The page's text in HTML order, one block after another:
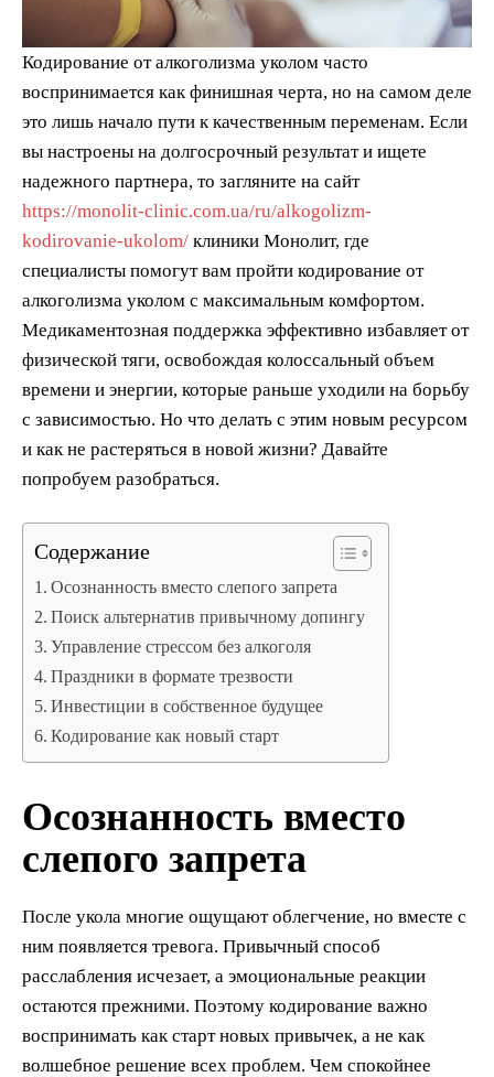
Кодирование от алкоголизма уколом часто
воспринимается как финишная черта, но на самом деле
это лишь начало пути к качественным переменам. Если
вы настроены на долгосрочный результат и ищете
надежного партнера, то загляните на сайт
https://monolit-clinic.com.ua/ru/alkogolizm-
kodirovanie-ukolom/ клиники Монолит, где
специалисты помогут вам пройти кодирование от
алкоголизма уколом с максимальным комфортом.
Медикаментозная поддержка эффективно избавляет от
физической тяги, освобождая колоссальный объем
времени и энергии, которые раньше уходили на борьбу
с зависимостью. Но что делать с этим новым ресурсом
и как не растеряться в новой жизни? Давайте
попробуем разобраться.
Содержание
Осознанность вместо слепого запрета
Поиск альтернатив привычному допингу
Управление стрессом без алкоголя
Праздники в формате трезвости
Инвестиции в собственное будущее
Кодирование как новый старт
Осознанность вместо
слепого запрета
После укола многие ощущают облегчение, но вместе с
ним появляется тревога. Привычный способ
расслабления исчезает, а эмоциональные реакции
остаются прежними. Поэтому кодирование важно
воспринимать как старт новых привычек, а не как
волшебное решение всех проблем. Чем спокойнее